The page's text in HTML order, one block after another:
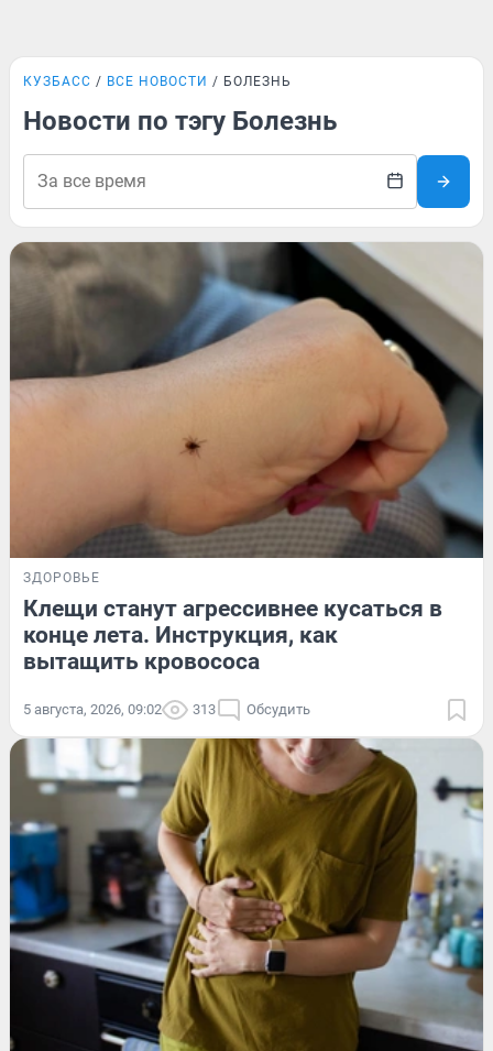
КУЗБАСС ВСЕ НОВОСТИ БОЛЕЗНЬ
Новости по тэгу Болезнь
ЗДОРОВЬЕ
Клещи станут агрессивнее кусаться в
конце лета. Инструкция, как
вытащить кровососа
5 августа, 2026, 09:02 313 Обсудить